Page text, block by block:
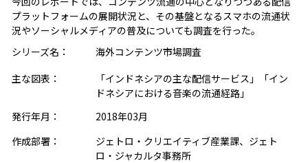
プラットフォームの展開状況と、その基盤となるスマホの流通状
況やソーシャルメディアの普及についても調査を行った。
シリーズ名：
海外コンテンツ市場調査
主な図表：
「インドネシアの主な配信サービス」「イン
ドネシアにおける音楽の流通経路」
発行年月：
2018年03月
作成部署：
ジェトロ・クリエイティブ産業課、ジェト
ロ・ジャカルタ事務所